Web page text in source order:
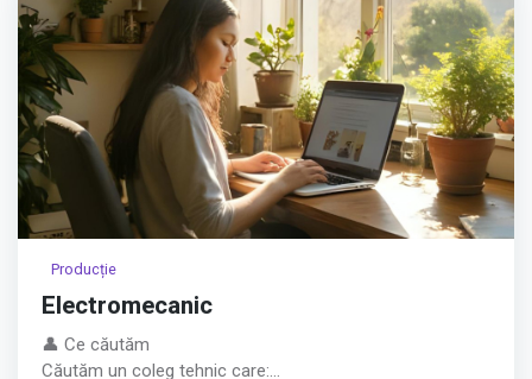
Producție
Electromecanic
👤 Ce căutăm
Căutăm un coleg tehnic care: